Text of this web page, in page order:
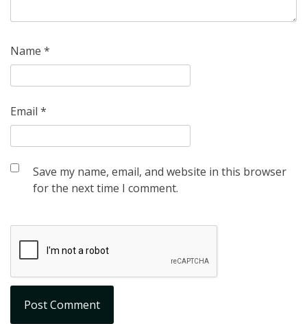
Name *
Email *
Save my name, email, and website in this browser
for the next time I comment.